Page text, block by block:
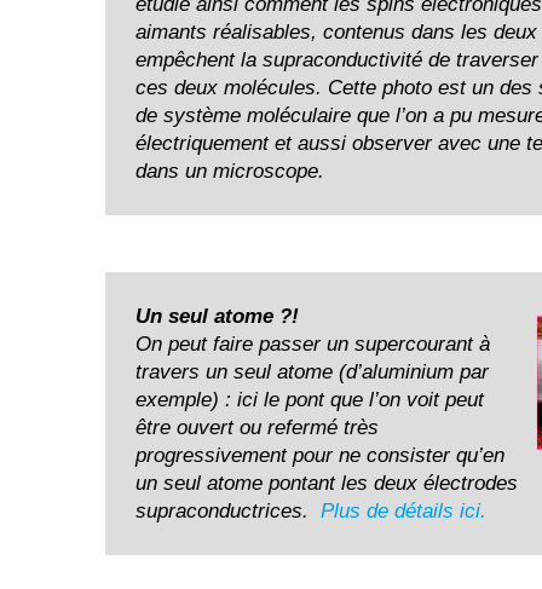
aimants réalisables, contenus dans les
empêchent la supraconductivité de
ces deux molécules. Cette photo est un des
de système moléculaire que l’on a pu
électriquement et aussi observer avec une
dans un microscope.
Un seul atome ?!
On peut faire passer un supercourant à
travers un seul atome (d’aluminium par
exemple) : ici le pont que l’on voit peut
être ouvert ou refermé très
progressivement pour ne consister qu’en
un seul atome pontant les deux électrodes
supraconductrices. Plus de détails ici.